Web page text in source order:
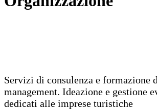
Servizi di consulenza e formazione
management. Ideazione e gestione
dedicati alle imprese turistiche